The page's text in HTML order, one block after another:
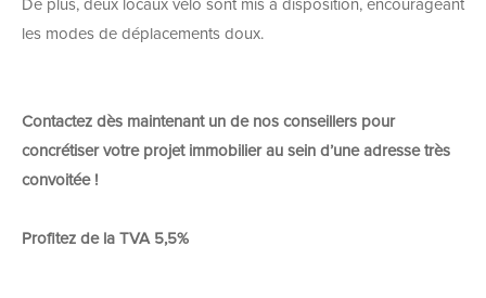
les modes de déplacements doux.
Contactez dès maintenant un de nos conseillers pour
concrétiser votre projet immobilier au sein d’une adresse très
convoitée !
Profitez de la TVA 5,5%